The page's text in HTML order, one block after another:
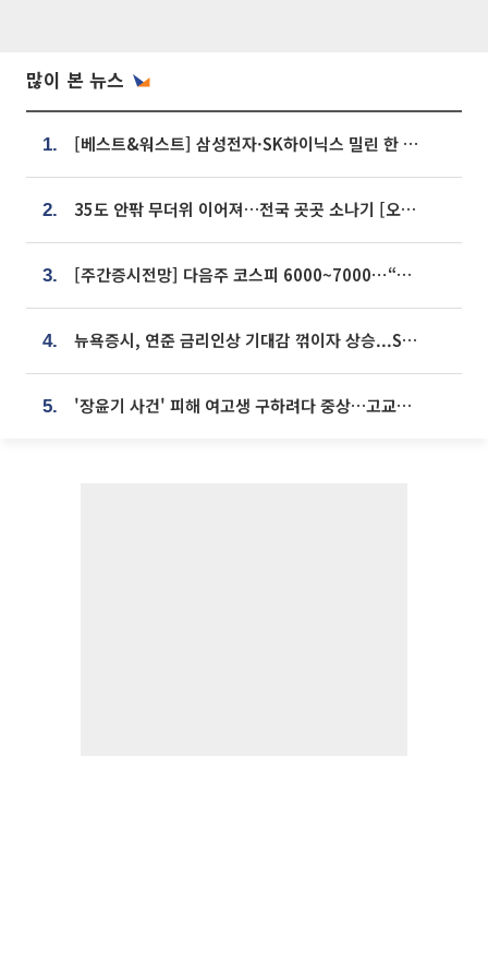
많이 본 뉴스
1. [베스트&워스트] 삼성전자·SK하이닉스 밀린 한 주…상상인증권은 85% 급등
2. 35도 안팎 무더위 이어져…전국 곳곳 소나기 [오늘 날씨]
3. [주간증시전망] 다음주 코스피 6000~7000⋯“外人 수급은 정책이 변수”
4. 뉴욕증시, 연준 금리인상 기대감 꺾이자 상승...S&P500 사상 최고치 [종합]
5. '장윤기 사건' 피해 여고생 구하려다 중상…고교생 의상자 지정